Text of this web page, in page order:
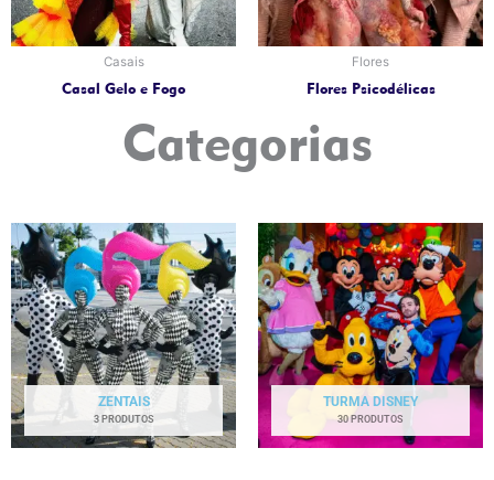
Casais
Casal Gelo e Fogo
Flores
Flores Psicodélicas
Categorias
ZENTAIS
3 PRODUTOS
TURMA DISNEY
30 PRODUTOS